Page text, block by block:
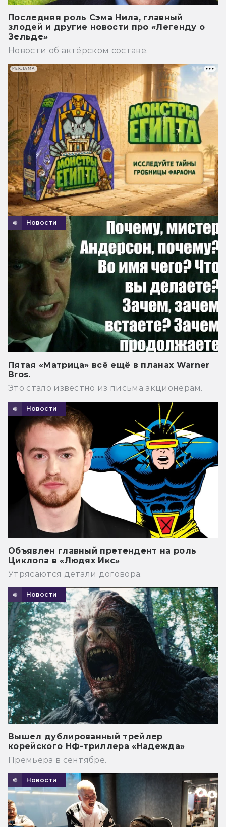
Последняя роль Сэма Нила, главный
злодей и другие новости про «Легенду о
Зельде»
Новости об актёрском составе.
Новости
Пятая «Матрица» всё ещё в планах Warner
Bros.
Это стало известно из письма акционерам.
Новости
Объявлен главный претендент на роль
Циклопа в «Людях Икс»
Утрясаются детали договора.
Новости
Вышел дублированный трейлер
корейского НФ-триллера «Надежда»
Премьера в сентябре.
Новости
РЕКЛАМА